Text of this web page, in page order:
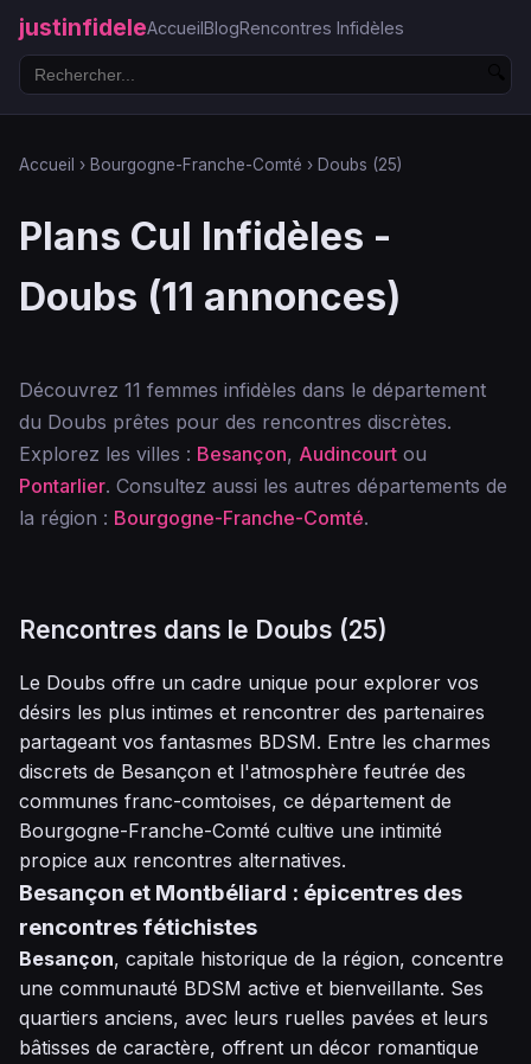
justinfideleAccueilBlogRencontres Infidèles
Accueil › Bourgogne-Franche-Comté › Doubs (25)
Plans Cul Infidèles -
Doubs (11 annonces)
Découvrez 11 femmes infidèles dans le département
du Doubs prêtes pour des rencontres discrètes.
Explorez les villes : Besançon, Audincourt ou
Pontarlier. Consultez aussi les autres départements de
la région : Bourgogne-Franche-Comté.
Rencontres dans le Doubs (25)
Le Doubs offre un cadre unique pour explorer vos
désirs les plus intimes et rencontrer des partenaires
partageant vos fantasmes BDSM. Entre les charmes
discrets de Besançon et l'atmosphère feutrée des
communes franc-comtoises, ce département de
Bourgogne-Franche-Comté cultive une intimité
propice aux rencontres alternatives.
Besançon et Montbéliard : épicentres des
rencontres fétichistes
Besançon, capitale historique de la région, concentre
une communauté BDSM active et bienveillante. Ses
quartiers anciens, avec leurs ruelles pavées et leurs
bâtisses de caractère, offrent un décor romantique